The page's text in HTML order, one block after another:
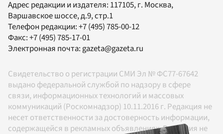
Адрес редакции и издателя: 117105, г. Москва,
Варшавское шоссе, д.9, стр.1
Телефон редакции:+7 (495) 785-00-12
Факс:+7 (495) 785-17-01
Электронная почта:gazeta@gazeta.ru
Свидетельство о регистрации СМИ Эл № ФС77-67642
выдано федеральной службой по надзору в сфере
связи, информационных технологий и массовых
коммуникаций (Роскомнадзор) 10.11.2016 г. Редакция не
несет ответственности за достоверность информации,
содержащейся в рекламных объявлениях. Редакция не